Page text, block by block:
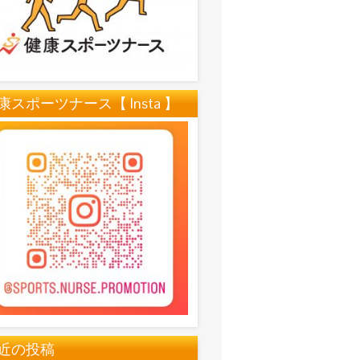
スポーツナース【 Insta 】
の投稿